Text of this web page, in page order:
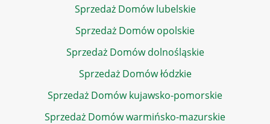
Sprzedaż Domów lubelskie
Sprzedaż Domów opolskie
Sprzedaż Domów dolnośląskie
Sprzedaż Domów łódzkie
Sprzedaż Domów kujawsko-pomorskie
Sprzedaż Domów warmińsko-mazurskie